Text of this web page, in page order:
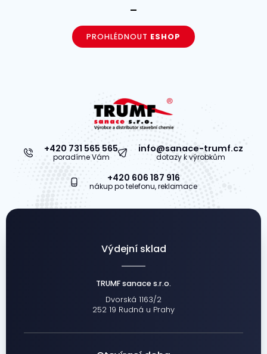
PROHLÉDNOUT ESHOP
+420 731 565 565
poradíme Vám
info@sanace-trumf.cz
dotazy k výrobkům
+420 606 187 916
nákup po telefonu, reklamace
Výdejní sklad
TRUMF sanace s.r.o.
Dvorská 1163/2
252 19 Rudná u Prahy